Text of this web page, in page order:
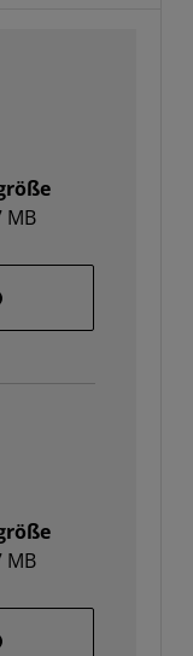
MB
32-bit Windows
MB
bit Linux